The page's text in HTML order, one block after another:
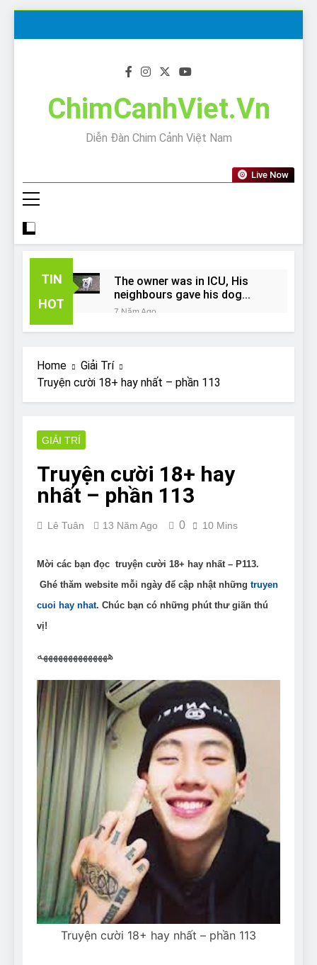
ChimCanhViet.Vn
Diễn Đàn Chim Cảnh Việt Nam
Live Now
TIN
HOT
The owner was in ICU, His
neighbours gave his dog
away!
7 Năm Ago
Why Do Bulldogs Snore?
And How to Minimize It!
How to Stop It!
7 Năm Ago
The Ultimate Guide to What
Bulldogs Can (and can’t) Eat
and How to Treat It
7 Năm Ago
Can Bulldogs Run Long
Distances?
How Often Do I Need to
Groom My Bulldog
7 Năm Ago
Home
Giải Trí
Truyện cười 18+ hay nhất – phần 113
GIẢI TRÍ
Truyện cười 18+ hay
nhất – phần 113
Lê Tuân 13 Năm Ago 0 10 Mins
Mời các bạn đọc truyện cười 18+ hay nhất – P113.
Ghé thăm website mỗi ngày để cập nhật những truyen
cuoi hay nhat. Chúc bạn có những phút thư giãn thú
vị!
ههههههههههههههه
Truyện cười 18+ hay nhất – phần 113